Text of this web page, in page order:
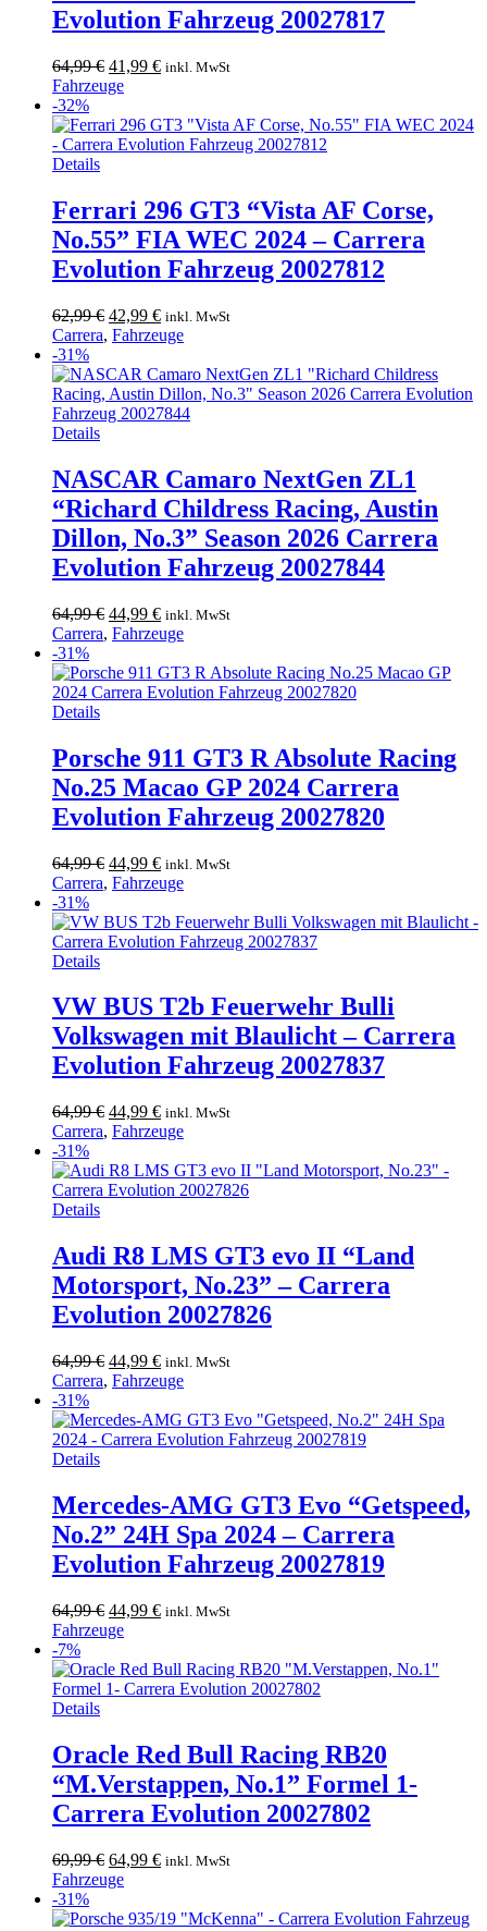
Evolution Fahrzeug 20027817
64,99€ Ursprünglicher
Preis
64,99 €
41,99 €Aktueller
41,99 €.
inkl. MwSt
Fahrzeuge
-32%
Details
Ferrari 296 GT3 “Vista AF Corse,
No.55” FIA WEC 2024 – Carrera
Evolution Fahrzeug 20027812
62,99€ Ursprünglicher
Preis
62,99 €
42,99 €Aktueller
Preis
42,99 €.
inkl. MwSt
Carrera, Fahrzeuge
-31%
Details
NASCAR Camaro NextGen ZL1
“Richard Childress Racing, Austin
Dillon, No.3” Season 2026 Carrera
Evolution Fahrzeug 20027844
64,99€ Ursprünglicher
Preis
64,99 €
44,99 €Aktueller
Preis
44,99 €.
inkl. MwSt
Carrera, Fahrzeuge
-31%
Details
Porsche 911 GT3 R Absolute Racing
No.25 Macao GP 2024 Carrera
Evolution Fahrzeug 20027820
64,99€ Ursprünglicher
Preis
64,99 €
44,99 €Aktueller
Preis
44,99 €.
inkl. MwSt
Carrera, Fahrzeuge
-31%
Details
VW BUS T2b Feuerwehr Bulli
Volkswagen mit Blaulicht – Carrera
Evolution Fahrzeug 20027837
64,99€ Ursprünglicher
Preis
64,99 €
44,99 €Aktueller
Preis
44,99 €.
inkl. MwSt
Carrera, Fahrzeuge
-31%
Details
Audi R8 LMS GT3 evo II “Land
Motorsport, No.23” – Carrera
Evolution 20027826
64,99€ Ursprünglicher
Preis
64,99 €
44,99 €Aktueller
Preis
44,99 €.
inkl. MwSt
Carrera, Fahrzeuge
-31%
Details
Mercedes-AMG GT3 Evo “Getspeed,
No.2” 24H Spa 2024 – Carrera
Evolution Fahrzeug 20027819
64,99€ Ursprünglicher
Preis
64,99 €
44,99 €Aktueller
44,99 €.
inkl. MwSt
Fahrzeuge
-7%
Details
Oracle Red Bull Racing RB20
“M.Verstappen, No.1” Formel 1-
Carrera Evolution 20027802
69,99€ Ursprünglicher
Preis
69,99 €
64,99 €Aktueller
64,99 €.
inkl. MwSt
Fahrzeuge
-31%